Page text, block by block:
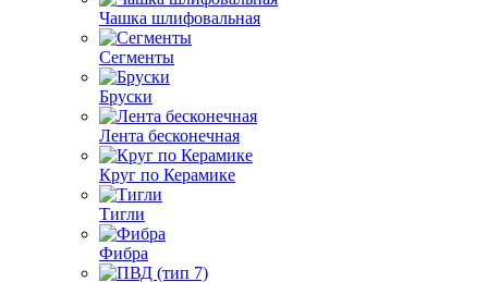
Чашка шлифовальная
Сегменты
Бруски
Лента бесконечная
Круг по Керамике
Тигли
Фибра